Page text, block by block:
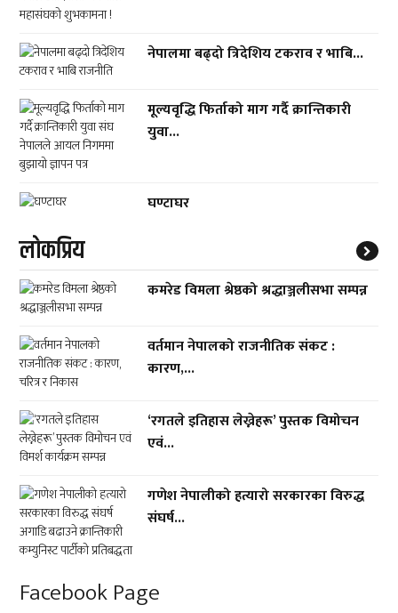
नेपालमा बढ्दो त्रिदेशिय टकराव र भाबि...
मूल्यवृद्धि फिर्ताको माग गर्दै क्रान्तिकारी
युवा...
घण्टाघर
लाेकप्रिय
कमरेड विमला श्रेष्ठको श्रद्धाञ्जलीसभा सम्पन्न
वर्तमान नेपालको राजनीतिक संकट :
कारण,...
‘रगतले इतिहास लेख्नेहरू’ पुस्तक विमोचन
एवं...
गणेश नेपालीको हत्यारो सरकारका विरुद्ध
संघर्ष...
Facebook Page